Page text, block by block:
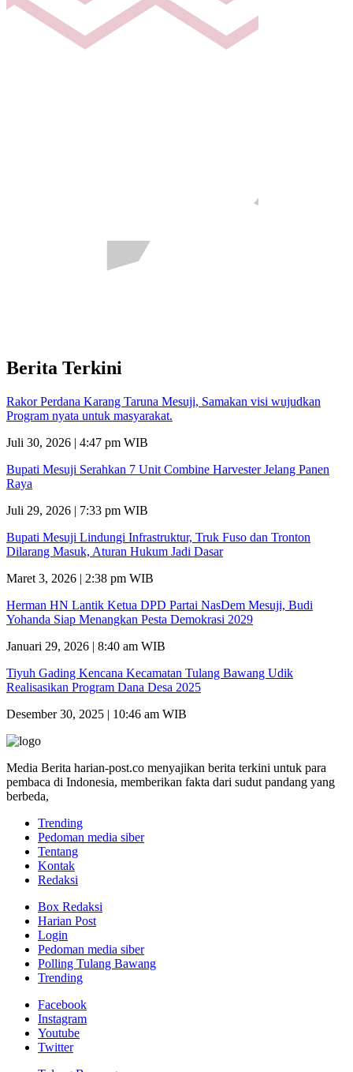
Berita Terkini
Rakor Perdana Karang Taruna Mesuji, Samakan visi wujudkan
Program nyata untuk masyarakat.
Juli 30, 2026 | 4:47 pm WIB
Bupati Mesuji Serahkan 7 Unit Combine Harvester Jelang Panen
Raya
Juli 29, 2026 | 7:33 pm WIB
Bupati Mesuji Lindungi Infrastruktur, Truk Fuso dan Tronton
Dilarang Masuk, Aturan Hukum Jadi Dasar
Maret 3, 2026 | 2:38 pm WIB
Herman HN Lantik Ketua DPD Partai NasDem Mesuji, Budi
Yohanda Siap Menangkan Pesta Demokrasi 2029
Januari 29, 2026 | 8:40 am WIB
Tiyuh Gading Kencana Kecamatan Tulang Bawang Udik
Realisasikan Program Dana Desa 2025
Desember 30, 2025 | 10:46 am WIB
Media Berita harian-post.co menyajikan berita terkini untuk para
pembaca di Indonesia, memberikan fakta dari sudut pandang yang
berbeda,
Trending
Pedoman media siber
Tentang
Kontak
Redaksi
Box Redaksi
Harian Post
Login
Pedoman media siber
Polling Tulang Bawang
Trending
Facebook
Instagram
Youtube
Twitter